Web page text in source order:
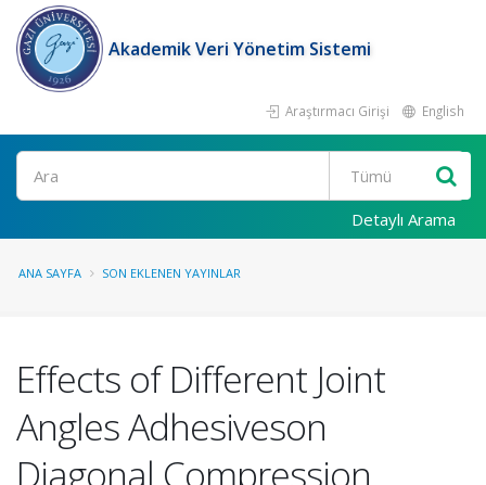
Akademik Veri Yönetim Sistemi
Araştırmacı Girişi English
Ara
Detaylı Arama
ANA SAYFA SON EKLENEN YAYINLAR
Effects of Different Joint
Angles Adhesiveson
Diagonal Compression